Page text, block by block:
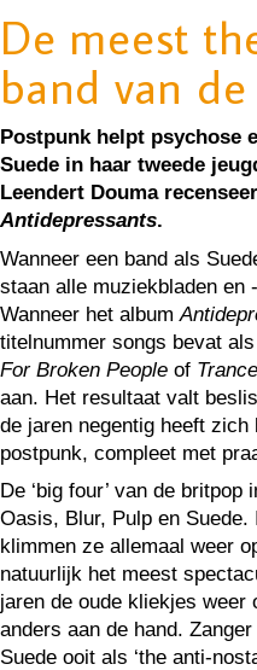
De meest
band van
Postpunk helpt psychose
Suede in haar tweede
Leendert Douma
Antidepressants.
Wanneer een band als
staan alle muziekbladen en
Wanneer het album
titelnummer songs bevat als
For Broken People of
aan. Het resultaat valt
de jaren negentig heeft
postpunk, compleet met
De ‘big four’ van de
Oasis, Blur, Pulp en
klimmen ze allemaal weer
natuurlijk het meest
jaren de oude kliekjes weer
anders aan de hand.
Suede ooit als ‘the anti-